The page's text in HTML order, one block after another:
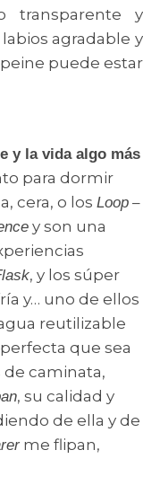
y
agradable y
puede estar
y la vida algo más
para dormir
cera, o los Loop –
y son una
, y los súper
y… uno de ellos
reutilizable
que sea
caminata,
, su calidad y
de ella y de
me flipan,